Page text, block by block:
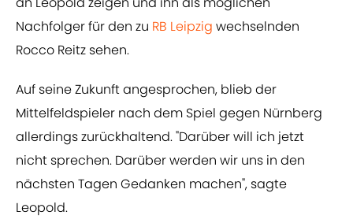
Nachfolger für den zu RB Leipzig wechselnden
Rocco Reitz sehen.
Auf seine Zukunft angesprochen, blieb der
Mittelfeldspieler nach dem Spiel gegen Nürnberg
allerdings zurückhaltend. "Darüber will ich jetzt
nicht sprechen. Darüber werden wir uns in den
nächsten Tagen Gedanken machen", sagte
Leopold.